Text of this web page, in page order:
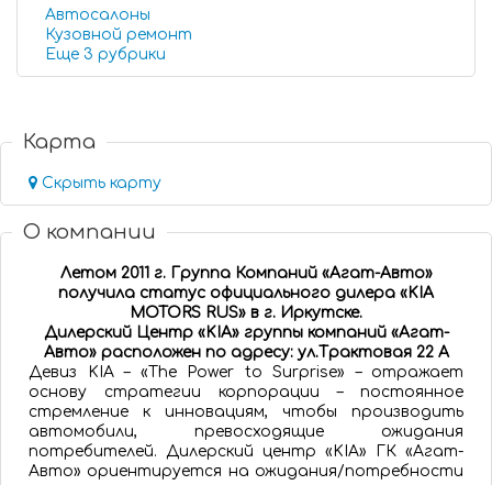
Автосалоны
Кузовной ремонт
Еще 3 рубрики
Карта
Скрыть карту
О компании
Летом 2011 г. Группа Компаний «Агат-Авто»
получила статус официального дилера «KIA
MOTORS RUS» в г. Иркутске.
Дилерский Центр «KIA» группы компаний «Агат-
Авто» расположен по адресу: ул.Трактовая 22 А
Девиз KIA – «The Power to Surprise» – отражает
основу стратегии корпорации – постоянное
стремление к инновациям, чтобы производить
автомобили, превосходящие ожидания
потребителей. Дилерский центр «KIA» ГК «Агат-
Авто» ориентируется на ожидания/потребности